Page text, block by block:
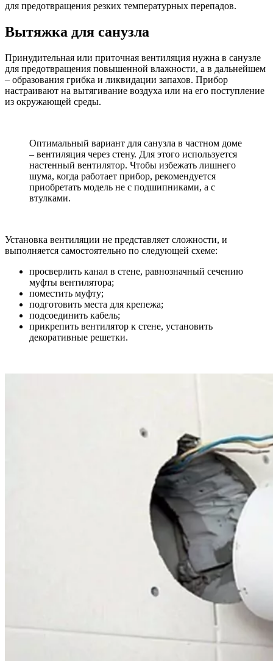
для предотвращения резких температурных перепадов.
Вытяжка для санузла
Принудительная или приточная вентиляция нужна в санузле
для предотвращения повышенной влажности, а в дальнейшем
– образования грибка и ликвидации запахов. Прибор
настраивают на вытягивание воздуха или на его поступление
из окружающей среды.
Оптимальный вариант для санузла в частном доме
– вентиляция через стену. Для этого используется
настенный вентилятор. Чтобы избежать лишнего
шума, когда работает прибор, рекомендуется
приобретать модель не с подшипниками, а с
втулками.
Установка вентиляции не представляет сложности, и
выполняется самостоятельно по следующей схеме:
просверлить канал в стене, равнозначный сечению
муфты вентилятора;
поместить муфту;
подготовить места для крепежа;
подсоединить кабель;
прикрепить вентилятор к стене, установить
декоративные решетки.